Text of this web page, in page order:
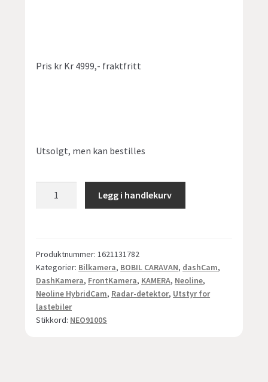
Pris kr Kr 4999,- fraktfritt
Utsolgt, men kan bestilles
-
hybrid
(dashCam/radardetektor)
antall
Legg i handlekurv
Produktnummer:1621131782
Kategorier: Bilkamera, BOBIL CARAVAN, dashCam,
DashKamera, FrontKamera, KAMERA, Neoline,
Neoline HybridCam, Radar-detektor, Utstyr for
lastebiler
Stikkord: NEO9100S